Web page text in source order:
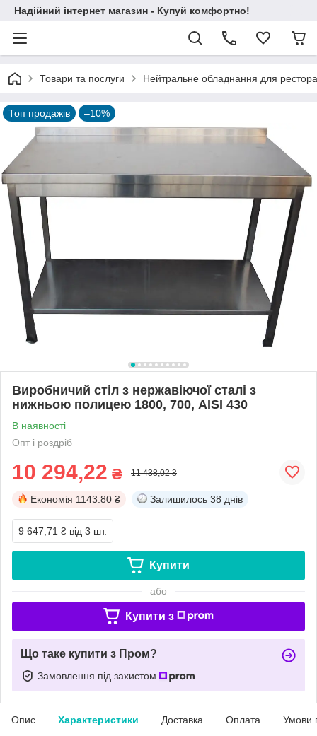
Надійний інтернет магазин - Купуй комфортно!
Товари та послуги Нейтральне обладнання для
Топ продажів –10%
Виробничий стіл з нержавіючої сталі з
нижньою полицею 1800, 700, AISI 430
В наявності
Опт і роздріб
10 294,22 ₴ 11 438,02 ₴
Економія 1143.80 ₴ Залишилось 38 днів
9 647,71 ₴ від 3 шт.
Купити
або
Купити з
Що таке купити з Пром?
Замовлення під захистом
Опис Характеристики Доставка Оплата Умови